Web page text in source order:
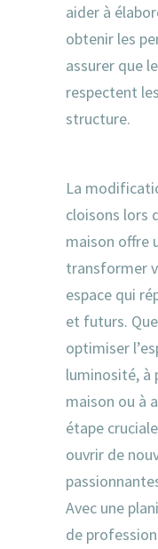
aider à
obtenir les
assurer que
respectent
structure.
La
cloisons lors
maison offre
transformer
espace qui
et futurs.
optimiser
luminosité, à
maison ou à
étape
ouvrir de
Avec une
de